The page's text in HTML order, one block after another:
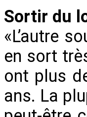
Sortir du
«L’autre
en sort
ont plus
ans. La